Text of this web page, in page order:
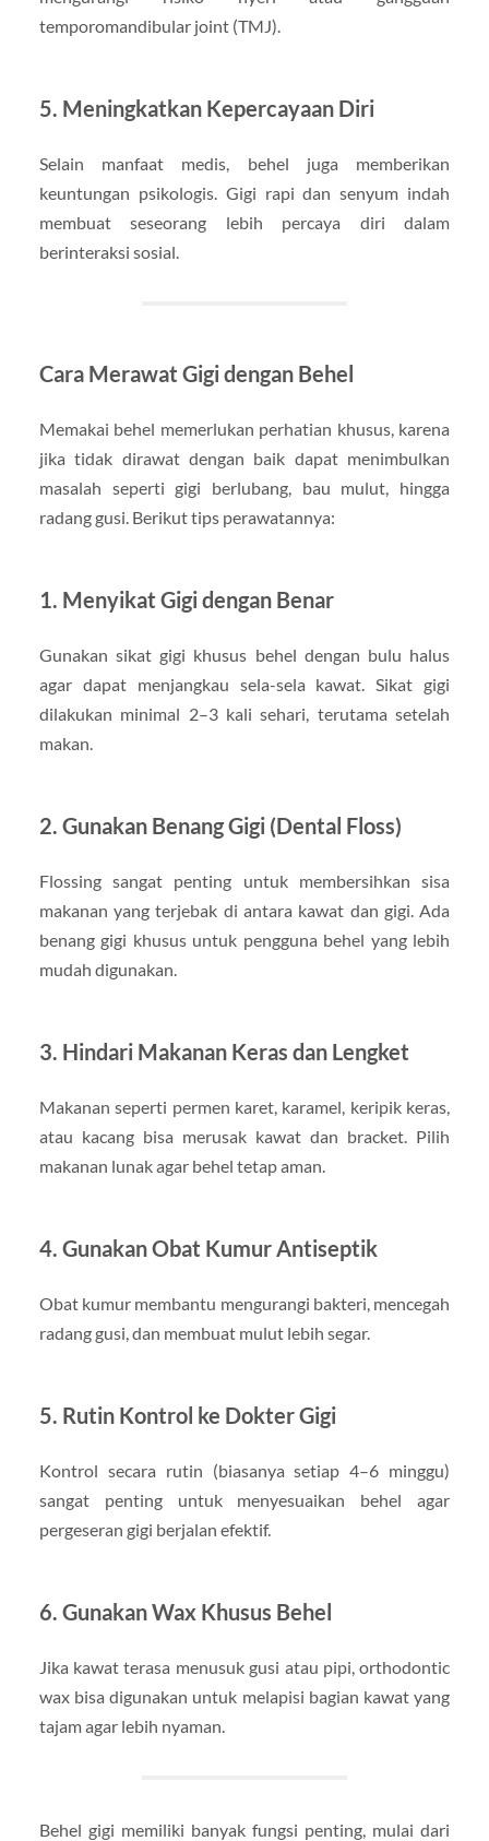
temporomandibular joint (TMJ).
5. Meningkatkan Kepercayaan Diri
Selain manfaat medis, behel juga memberikan
keuntungan psikologis. Gigi rapi dan senyum indah
membuat seseorang lebih percaya diri dalam
berinteraksi sosial.
Cara Merawat Gigi dengan Behel
Memakai behel memerlukan perhatian khusus, karena
jika tidak dirawat dengan baik dapat menimbulkan
masalah seperti gigi berlubang, bau mulut, hingga
radang gusi. Berikut tips perawatannya:
1. Menyikat Gigi dengan Benar
Gunakan sikat gigi khusus behel dengan bulu halus
agar dapat menjangkau sela-sela kawat. Sikat gigi
dilakukan minimal 2–3 kali sehari, terutama setelah
makan.
2. Gunakan Benang Gigi (Dental Floss)
Flossing sangat penting untuk membersihkan sisa
makanan yang terjebak di antara kawat dan gigi. Ada
benang gigi khusus untuk pengguna behel yang lebih
mudah digunakan.
3. Hindari Makanan Keras dan Lengket
Makanan seperti permen karet, karamel, keripik keras,
atau kacang bisa merusak kawat dan bracket. Pilih
makanan lunak agar behel tetap aman.
4. Gunakan Obat Kumur Antiseptik
Obat kumur membantu mengurangi bakteri, mencegah
radang gusi, dan membuat mulut lebih segar.
5. Rutin Kontrol ke Dokter Gigi
Kontrol secara rutin (biasanya setiap 4–6 minggu)
sangat penting untuk menyesuaikan behel agar
pergeseran gigi berjalan efektif.
6. Gunakan Wax Khusus Behel
Jika kawat terasa menusuk gusi atau pipi, orthodontic
wax bisa digunakan untuk melapisi bagian kawat yang
tajam agar lebih nyaman.
Behel gigi memiliki banyak fungsi penting, mulai dari